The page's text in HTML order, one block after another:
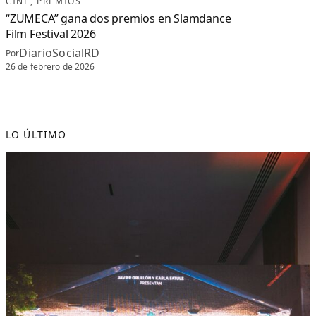
“ZUMECA” gana dos premios en Slamdance
Film Festival 2026
PorDiarioSocialRD
26 de febrero de 2026
LO ÚLTIMO